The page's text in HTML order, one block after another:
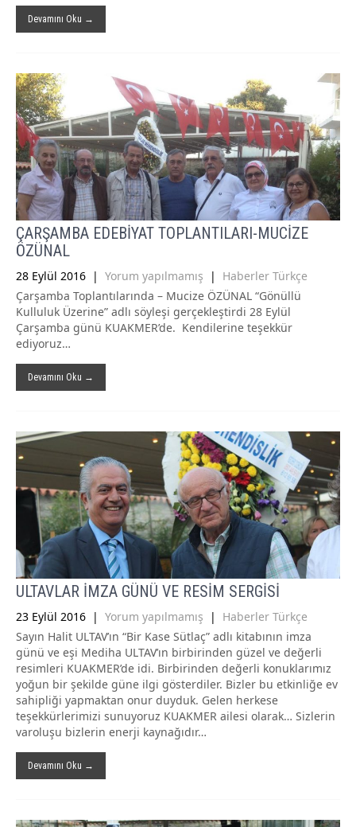
Devamını Oku →
ÇARŞAMBA EDEBİYAT TOPLANTILARI-MUCİZE
ÖZÜNAL
28 Eylül 2016 | Yorum yapılmamış | Haberler Türkçe
Çarşamba Toplantılarında – Mucize ÖZÜNAL “Gönüllü
Kulluluk Üzerine” adlı söyleşi gerçekleştirdi 28 Eylül
Çarşamba günü KUAKMER’de. Kendilerine teşekkür
ediyoruz…
Devamını Oku →
ULTAVLAR İMZA GÜNÜ VE RESİM SERGİSİ
23 Eylül 2016 | Yorum yapılmamış | Haberler Türkçe
Sayın Halit ULTAV’ın “Bir Kase Sütlaç” adlı kitabının imza
günü ve eşi Mediha ULTAV’ın birbirinden güzel ve değerli
resimleri KUAKMER’de idi. Birbirinden değerli konuklarımız
yoğun bir şekilde güne ilgi gösterdiler. Bizler bu etkinliğe ev
sahipliği yapmaktan onur duyduk. Gelen herkese
teşekkürlerimizi sunuyoruz KUAKMER ailesi olarak… Sizlerin
varoluşu bizlerin enerji kaynağıdır…
Devamını Oku →